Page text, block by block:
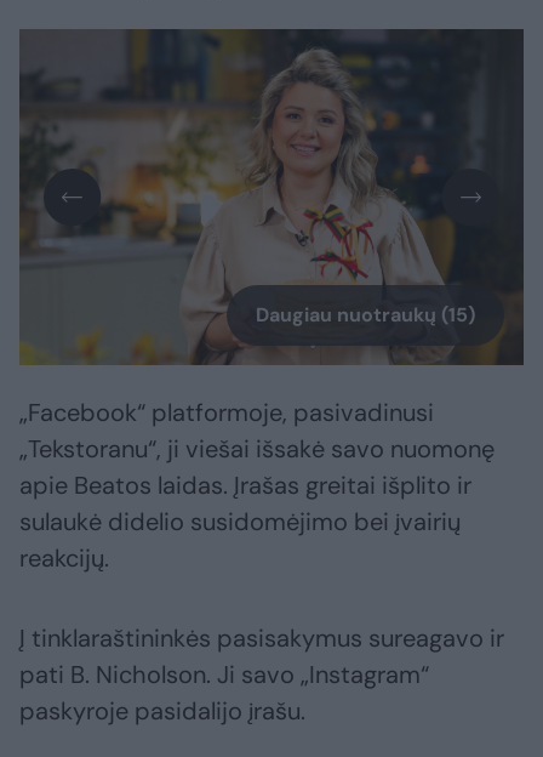
Daugiau nuotraukų (15)
„Facebook“ platformoje, pasivadinusi
„Tekstoranu“, ji viešai išsakė savo nuomonę
apie Beatos laidas. Įrašas greitai išplito ir
sulaukė didelio susidomėjimo bei įvairių
reakcijų.
Į tinklaraštininkės pasisakymus sureagavo ir
pati B. Nicholson. Ji savo „Instagram“
paskyroje pasidalijo įrašu.